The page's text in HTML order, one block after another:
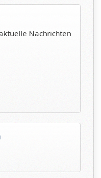
Nachrichten